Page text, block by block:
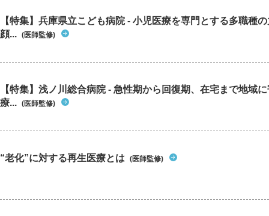
【特集】兵庫県立こども病院 - 小児医療を専門とする多職種
顔... (医師監修)
【特集】浅ノ川総合病院 - 急性期から回復期、在宅まで地域
療... (医師監修)
“老化”に対する再生医療とは (医師監修)